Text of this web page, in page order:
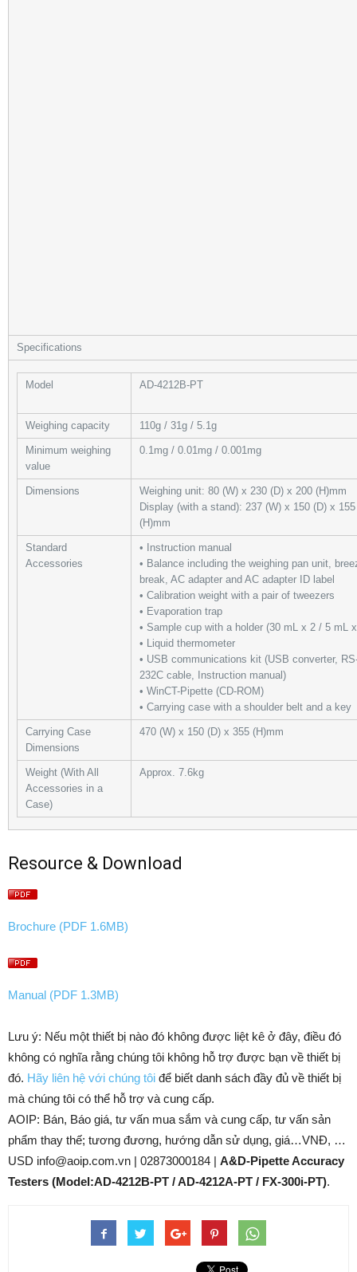
Specifications
Model AD-4212B-PT
Weighing capacity 110g / 31g / 5.1g
Minimum weighing
value
0.1mg / 0.01mg / 0.001mg
Dimensions
Weighing unit: 80 (W) x 230 (D) x 200 (H)mm
Display (with a stand): 237 (W) x 150 (D) x 155
(H)mm
Standard
Accessories
• Instruction manual
• Balance including the weighing pan unit,
break, AC adapter and AC adapter ID label
• Calibration weight with a pair of tweezers
• Evaporation trap
• Sample cup with a holder (30 mL x 2 / 5 mL
• Liquid thermometer
• USB communications kit (USB converter,
232C cable, Instruction manual)
• WinCT-Pipette (CD-ROM)
• Carrying case with a shoulder belt and a key
Carrying Case
Dimensions
470 (W) x 150 (D) x 355 (H)mm
Weight (With All
Accessories in a
Case)
Approx. 7.6kg
Resource & Download
Brochure (PDF 1.6MB)
Manual (PDF 1.3MB)
Lưu ý: Nếu một thiết bị nào đó không được liệt kê ở đây, điều đó
không có nghĩa rằng chúng tôi không hỗ trợ được bạn về thiết bị
đó. Hãy liên hệ với chúng tôi để biết danh sách đầy đủ về thiết bị
mà chúng tôi có thể hỗ trợ và cung cấp.
AOIP: Bán, Báo giá, tư vấn mua sắm và cung cấp, tư vấn sản
phẩm thay thế; tương đương, hướng dẫn sử dụng, giá…VNĐ, …
USD info@aoip.com.vn | 02873000184 | A&D-Pipette Accuracy
Testers (Model:AD-4212B-PT / AD-4212A-PT / FX-300i-PT).